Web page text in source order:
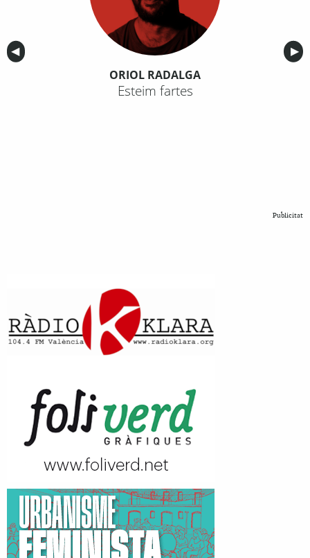
Anterior
◀︎ ▶︎
ORIOL RADALGA
Esteim fartes
Publicitat